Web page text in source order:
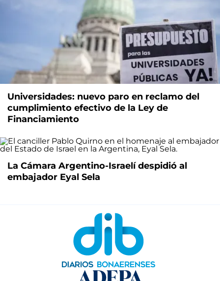
Universidades: nuevo paro en reclamo del
cumplimiento efectivo de la Ley de
Financiamiento
La Cámara Argentino-Israelí despidió al
embajador Eyal Sela